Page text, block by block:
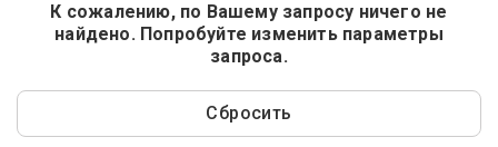
К сожалению, по Вашему запросу ничего не
найдено. Попробуйте изменить параметры
запроса.
Сбросить